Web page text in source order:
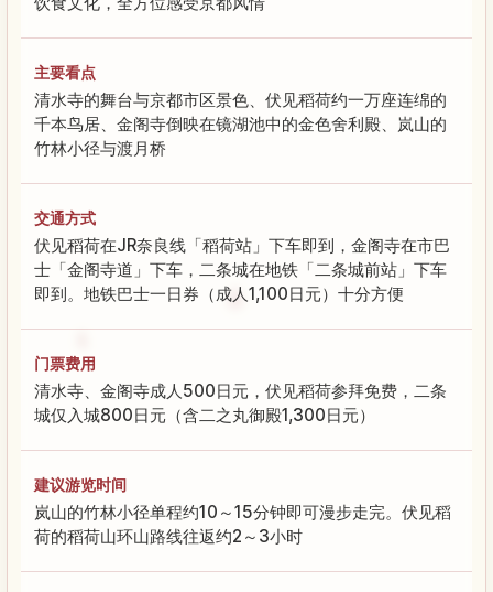
主要看点
清水寺的舞台与京都市区景色、伏见稻荷约一万座连绵的
千本鸟居、金阁寺倒映在镜湖池中的金色舍利殿、岚山的
竹林小径与渡月桥
交通方式
伏见稻荷在JR奈良线「稻荷站」下车即到，金阁寺在市巴
士「金阁寺道」下车，二条城在地铁「二条城前站」下车
即到。地铁巴士一日券（成人1,100日元）十分方便
门票费用
清水寺、金阁寺成人500日元，伏见稻荷参拜免费，二条
城仅入城800日元（含二之丸御殿1,300日元）
建议游览时间
岚山的竹林小径单程约10～15分钟即可漫步走完。伏见稻
荷的稻荷山环山路线往返约2～3小时